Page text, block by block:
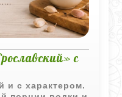
с
и с характером.